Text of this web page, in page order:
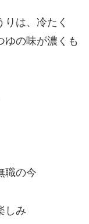
は、冷たく
ゆの味が濃くも
職の今
しみ